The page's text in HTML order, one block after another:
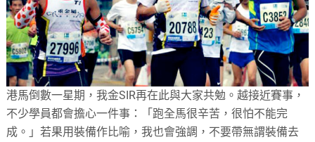
港馬倒數一星期，我金SIR再在此與大家共勉。越接近賽事，
不少學員都會擔心一件事：「跑全馬很辛苦，很怕不能完
成。」若果用裝備作比喻，我也會強調，不要帶無謂裝備去